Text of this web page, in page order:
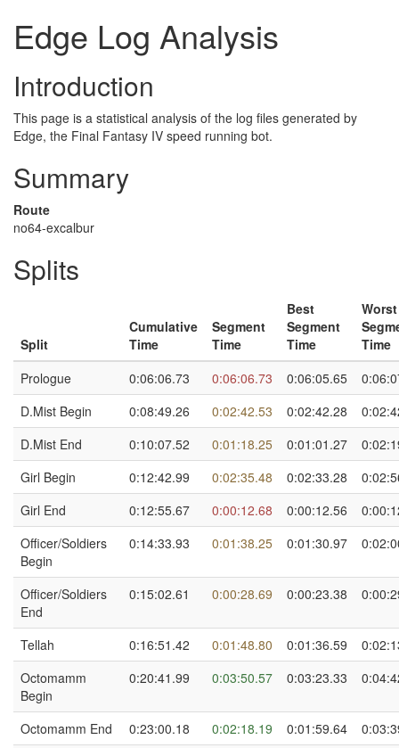
Edge Log Analysis
Introduction
This page is a statistical analysis of the log files generated by
Edge, the Final Fantasy IV speed running bot.
Summary
Route
no64-excalbur
Splits
Split
Cumulative
Time
Segment
Time
Best
Segment
Time
Worst
Time
Prologue
0:06:06.73 0:06:06.73 0:06:05.65
D.Mist Begin
0:08:49.26 0:02:42.53 0:02:42.28
D.Mist End
0:10:07.52 0:01:18.25 0:01:01.27
Girl Begin
0:12:42.99 0:02:35.48 0:02:33.28
Girl End
0:12:55.67 0:00:12.68 0:00:12.56
Officer/Soldiers
Begin
0:14:33.93 0:01:38.25 0:01:30.97
Officer/Soldiers
End
0:15:02.61 0:00:28.69 0:00:23.38
Tellah 0:16:51.42 0:01:48.80 0:01:36.59
Octomamm
Begin
0:20:41.99 0:03:50.57 0:03:23.33
Octomamm End 0:23:00.18 0:02:18.19 0:01:59.64